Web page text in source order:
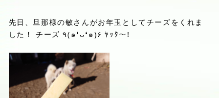
先日、旦那様の敏さんがお年玉としてチーズをくれま
した！ チーズ ٩(๑❛ᴗ❛๑)۶ ﾔｯﾀ～!